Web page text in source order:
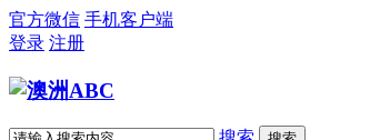
官方微信 手机客户端
登录 注册